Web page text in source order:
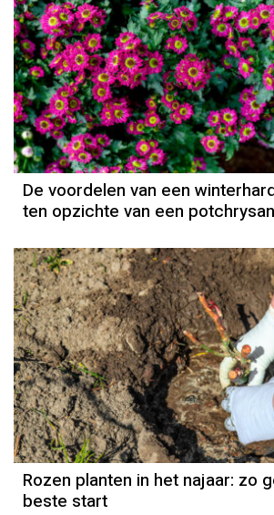
De voordelen van een
ten opzichte van een
Rozen planten in het najaar: zo
beste start